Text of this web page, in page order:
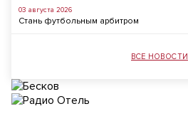
03 августа 2026
Стань футбольным арбитром
ВСЕ НОВОСТИ